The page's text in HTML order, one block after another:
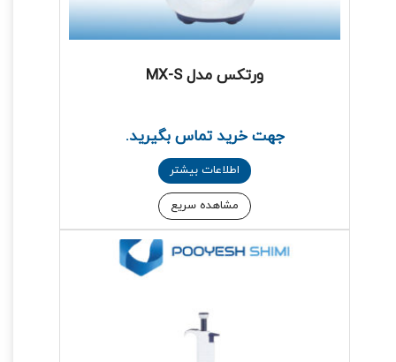
ورتکس مدل MX-S
جهت خرید تماس بگیرید.
اطلاعات بیشتر
مشاهده سریع